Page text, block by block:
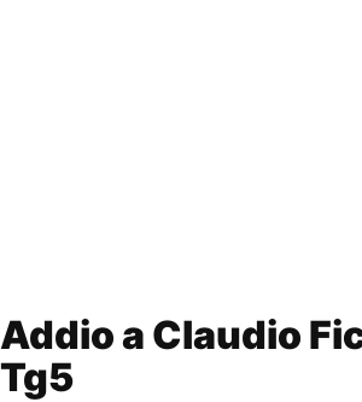
Addio a Claudio
Tg5